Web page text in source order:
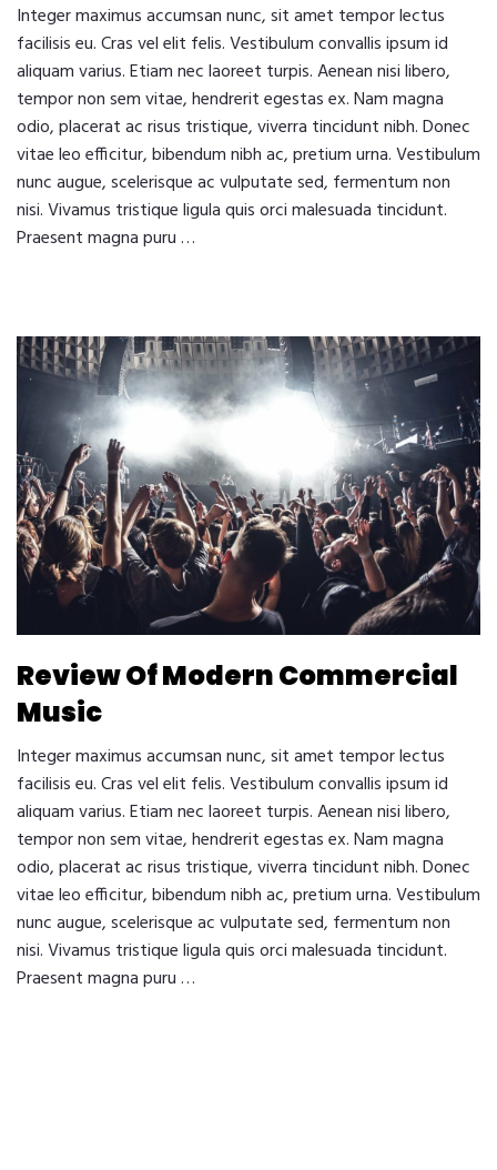
Integer maximus accumsan nunc, sit amet tempor lectus
facilisis eu. Cras vel elit felis. Vestibulum convallis ipsum id
aliquam varius. Etiam nec laoreet turpis. Aenean nisi libero,
tempor non sem vitae, hendrerit egestas ex. Nam magna
odio, placerat ac risus tristique, viverra tincidunt nibh. Donec
vitae leo efficitur, bibendum nibh ac, pretium urna. Vestibulum
nunc augue, scelerisque ac vulputate sed, fermentum non
nisi. Vivamus tristique ligula quis orci malesuada tincidunt.
Praesent magna puru …
Review Of Modern Commercial
Music
Integer maximus accumsan nunc, sit amet tempor lectus
facilisis eu. Cras vel elit felis. Vestibulum convallis ipsum id
aliquam varius. Etiam nec laoreet turpis. Aenean nisi libero,
tempor non sem vitae, hendrerit egestas ex. Nam magna
odio, placerat ac risus tristique, viverra tincidunt nibh. Donec
vitae leo efficitur, bibendum nibh ac, pretium urna. Vestibulum
nunc augue, scelerisque ac vulputate sed, fermentum non
nisi. Vivamus tristique ligula quis orci malesuada tincidunt.
Praesent magna puru …